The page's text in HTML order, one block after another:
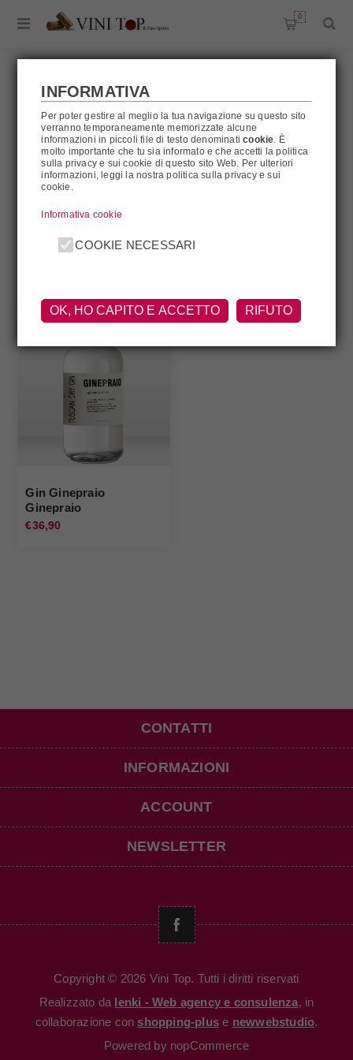
0
GINEPRAIO
Gin Ginepraio
Ginepraio
€36,90
CONTATTI
INFORMAZIONI
ACCOUNT
NEWSLETTER
Copyright © 2026 Vini Top. Tutti i diritti riservati
Realizzato da Ienki - Web agency e consulenza, in
collaborazione con shopping-plus e newwebstudio.
Powered by nopCommerce
INFORMATIVA
Per poter gestire al meglio la tua navigazione su questo sito
verranno temporaneamente memorizzate alcune
informazioni in piccoli file di testo denominaticookie. È
molto importante che tu sia informato e che accetti la politica
sulla privacy e sui cookie di questo sito Web. Per ulteriori
informazioni, leggi la nostra politica sulla privacy e sui
cookie.
Informativa cookie
COOKIE NECESSARI
OK, HO CAPITO E ACCETTO RIFUTO